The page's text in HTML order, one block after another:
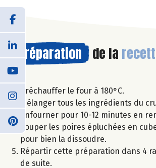
Préparation de la
Préchauffer le four à 180°C.
Mélanger tous les ingrédients du
Enfourner pour 10-12 minutes en
Couper les poires épluchées en
pour bien la dissoudre.
Répartir cette préparation dans 4
de suite.